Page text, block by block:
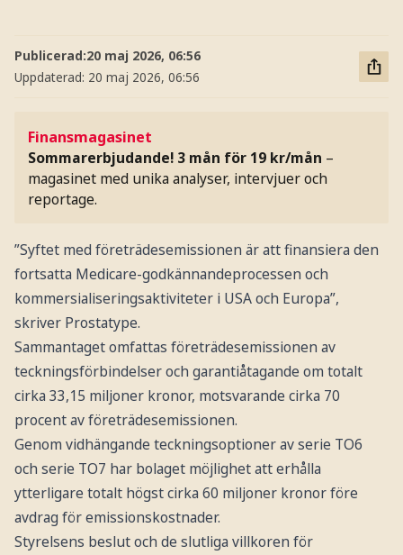
Publicerad:20 maj 2026, 06:56
Uppdaterad: 20 maj 2026, 06:56
Finansmagasinet
Sommarerbjudande! 3 mån för 19 kr/mån –
magasinet med unika analyser, intervjuer och
reportage.
”Syftet med företrädesemissionen är att finansiera den
fortsatta Medicare-godkännandeprocessen och
kommersialiseringsaktiviteter i USA och Europa”,
skriver Prostatype.
Sammantaget omfattas företrädesemissionen av
teckningsförbindelser och garantiåtagande om totalt
cirka 33,15 miljoner kronor, motsvarande cirka 70
procent av företrädesemissionen.
Genom vidhängande teckningsoptioner av serie TO6
och serie TO7 har bolaget möjlighet att erhålla
ytterligare totalt högst cirka 60 miljoner kronor före
avdrag för emissionskostnader.
Styrelsens beslut och de slutliga villkoren för